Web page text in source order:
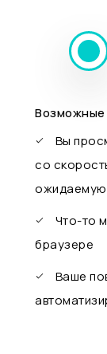
Возможные
Вы
со
ожидаемую
Что-то
браузере
Ваше